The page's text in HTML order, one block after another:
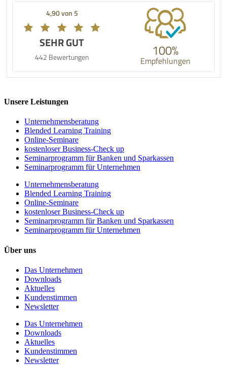
4,90 von 5
SEHR GUT
442 Bewertungen 100%
Empfehlungen
Unsere Leistungen
Unternehmens­beratung
Blended Learning Training
Online-Seminare
kostenloser Business-Check up
Seminarprogramm für Banken und Sparkassen
Seminarprogramm für Unternehmen
Unternehmens­beratung
Blended Learning Training
Online-Seminare
kostenloser Business-Check up
Seminarprogramm für Banken und Sparkassen
Seminarprogramm für Unternehmen
Über uns
Das Unternehmen
Downloads
Aktuelles
Kundenstimmen
Newsletter
Das Unternehmen
Downloads
Aktuelles
Kundenstimmen
Newsletter